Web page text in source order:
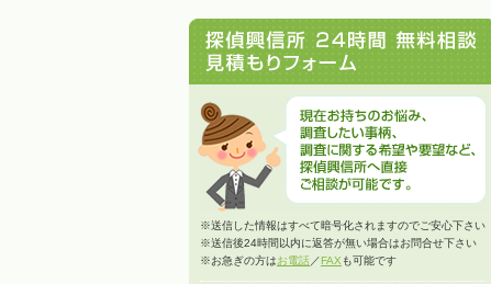
※送信した情報はすべて暗号化されますのでご安心下さい
※送信後24時間以内に返答が無い場合はお問合せ下さい
※お急ぎの方はお電話 ／FAX も可能です